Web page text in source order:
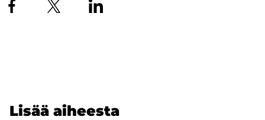
Lisää ai­hees­ta